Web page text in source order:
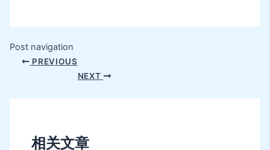
Post navigation
PREVIOUS
NEXT
相关文章